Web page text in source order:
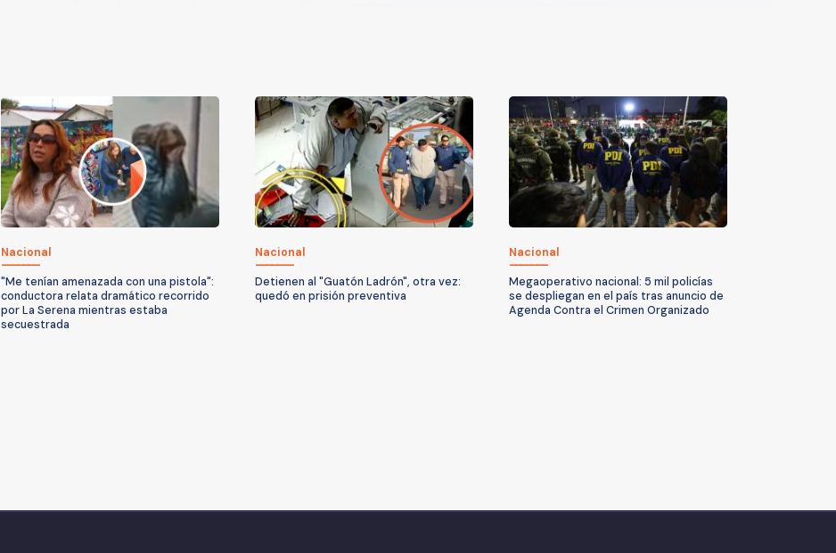
Nacional
"Me tenían amenazada con una pistola":
conductora relata dramático recorrido
por La Serena mientras estaba
secuestrada
Nacional
Detienen al "Guatón Ladrón", otra vez:
quedó en prisión preventiva
Nacional
Megaoperativo nacional: 5 mil policías
se despliegan en el país tras anuncio de
Agenda Contra el Crimen Organizado